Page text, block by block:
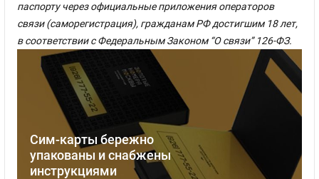
Сим-карты бережно
упакованы и снабжены
инструкциями
паспорту через официальные приложения операторов
связи (саморегистрация), гражданам РФ достигшим 18 лет,
в соответствии с Федеральным Законом “О связи” 126-ФЗ.